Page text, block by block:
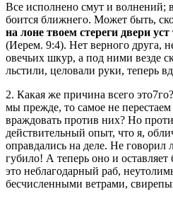
Все исполнено смут и волнений;
боится ближнего. Может быть,
на лоне твоем стереги двери уст
(Иерем. 9:4). Нет верного друга,
овечьих шкур, а под ними везде
льстили, целовали руки, теперь
2. Какая же причина всего
мы прежде, то самое не
враждовать против них? Но
действительный опыт, что я,
оправдались на деле. Не говорил
губило! А теперь оно и оставляет
это неблагодарный раб,
бесчисленными ветрами,